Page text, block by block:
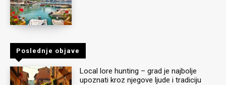
Poslednje objave
Local lore hunting – grad je najbolje
upoznati kroz njegove ljude i tradiciju